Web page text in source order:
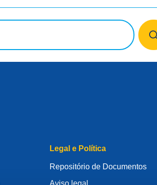
Legal e Política
Repositório de Documentos
Aviso legal